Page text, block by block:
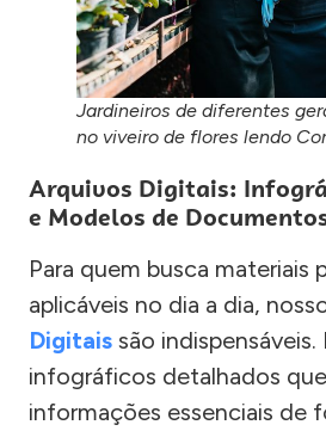
Jardineiros de diferentes
no viveiro de flores lendo
Arquivos Digitais:
e Modelos de
Para quem busca materiais
aplicáveis no dia a dia,
Digitais são
infográficos detalhados
informações essenciais de